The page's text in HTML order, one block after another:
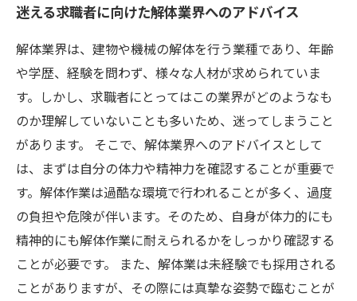
迷える求職者に向けた解体業界へのアドバイス
解体業界は、建物や機械の解体を行う業種であり、年齢
や学歴、経験を問わず、様々な人材が求められていま
す。しかし、求職者にとってはこの業界がどのようなも
のか理解していないことも多いため、迷ってしまうこと
があります。 そこで、解体業界へのアドバイスとして
は、まずは自分の体力や精神力を確認することが重要で
す。解体作業は過酷な環境で行われることが多く、過度
の負担や危険が伴います。そのため、自身が体力的にも
精神的にも解体作業に耐えられるかをしっかり確認する
ことが必要です。 また、解体業は未経験でも採用される
ことがありますが、その際には真摯な姿勢で臨むことが